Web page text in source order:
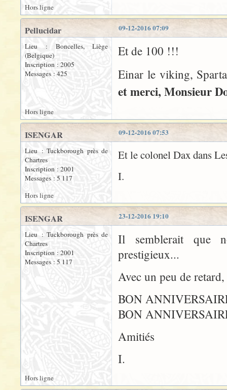
Hors ligne
09-12-2016 07:09
Pellucidar
Lieu : Boncelles, Liège
(Belgique)
Inscription : 2005
Messages : 425
Et de 100 !!!
Einar le viking,
et merci, Monsieur
Hors ligne
09-12-2016 07:53
ISENGAR
Lieu : Tuckborough près de
Chartres
Inscription : 2001
Messages : 5 117
Et le colonel Dax dans
I.
Hors ligne
23-12-2016 19:10
ISENGAR
Lieu : Tuckborough près de
Chartres
Inscription : 2001
Messages : 5 117
Il semblerait que
prestigieux...
Avec un peu de retard,
BON
BON
Amitiés
I.
Hors ligne